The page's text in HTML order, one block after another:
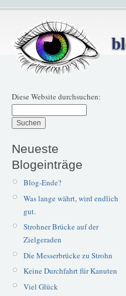
Diese Website durchsuchen:
Neueste
Blogeinträge
Blog-Ende?
Was lange währt, wird endlich
gut.
Strohner Brücke auf der
Zielgeraden
Die Messerbrücke zu Strohn
Keine Durchfahrt für Kanuten
Viel Glück